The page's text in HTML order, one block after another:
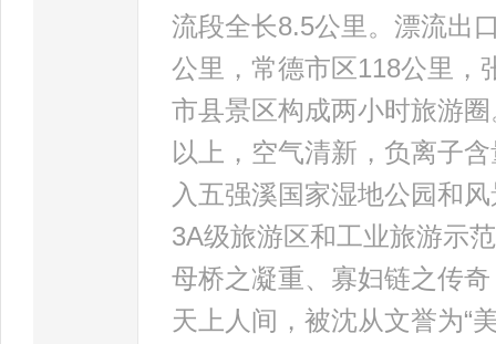
流段全长8.5公里。漂流出
公里，常德市区118公里，
市县景区构成两小时旅游
以上，空气清新，负离子
入五强溪国家湿地公园和
3A级旅游区和工业旅游示
母桥之凝重、寡妇链之传
天上人间，被沈从文誉为“